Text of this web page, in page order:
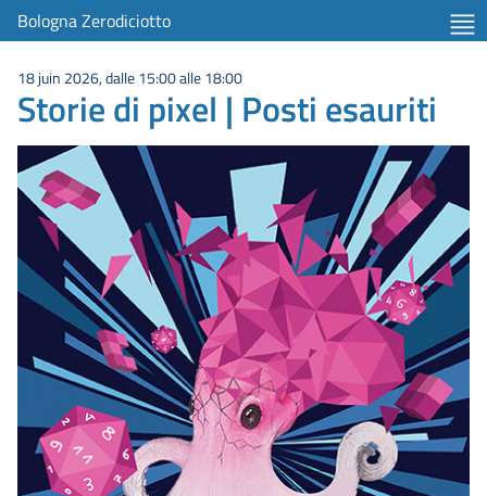
Bologna Zerodiciotto
18 juin 2026, dalle 15:00 alle 18:00
Storie di pixel | Posti esauriti